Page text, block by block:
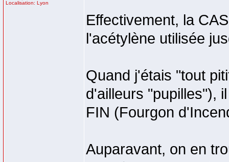
Localisation: Lyon
Effectivement, la
l'acétylène utilisée
Quand j'étais "tout
d'ailleurs "pupilles"),
FIN (Fourgon
Auparavant, on en